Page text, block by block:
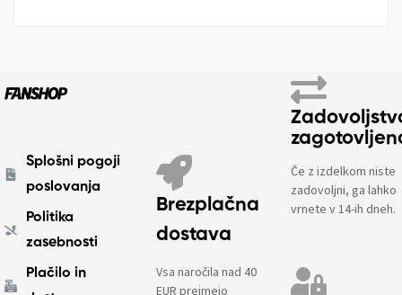
Splošni pogoji
poslovanja
Politika
zasebnosti
Plačilo in
Brezplačna
dostava
Vsa naročila nad 40
EUR prejmejo
Če z izdelkom niste
zadovoljni, ga lahko
vrnete v 14-ih dneh.